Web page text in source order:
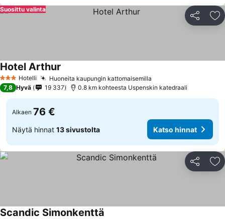
Jaa
Suosittu valinta
3 Tähtiluokitus
Hotelli Huoneita kaupungin kattomaisemilla
Hotel Arthur
7,8 Hyvä 19 337 0.8 km kohteesta Uspenskin katedraali
Alkaen 76 €
Näytä hinnat 13 sivustolta Katso hinnat
Jaa
Scandic Simonkenttä